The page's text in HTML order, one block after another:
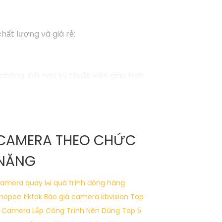
lượng và giá rẻ:
của mình.
Kết nối với điện thoại di động để
sửa đổi nào khác, đừng ngần ngại để lại
THEO CHỨC
quay lại quá trình đóng hàng
tiktok Báo giá camera kbvision Top
Camera Lắp Công Trình Nên Dùng Top 5